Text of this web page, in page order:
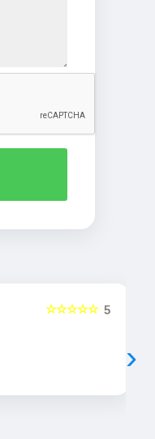
5
☆☆☆☆☆
›